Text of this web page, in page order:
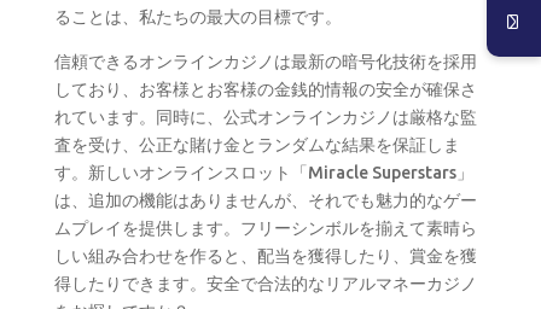
ることは、私たちの最大の目標です。
信頼できるオンラインカジノは最新の暗号化技術を採用
しており、お客様とお客様の金銭的情報の安全が確保さ
れています。同時に、公式オンラインカジノは厳格な監
査を受け、公正な賭け金とランダムな結果を保証しま
す。新しいオンラインスロット「Miracle Superstars」
は、追加の機能はありませんが、それでも魅力的なゲー
ムプレイを提供します。フリーシンボルを揃えて素晴ら
しい組み合わせを作ると、配当を獲得したり、賞金を獲
得したりできます。安全で合法的なリアルマネーカジノ